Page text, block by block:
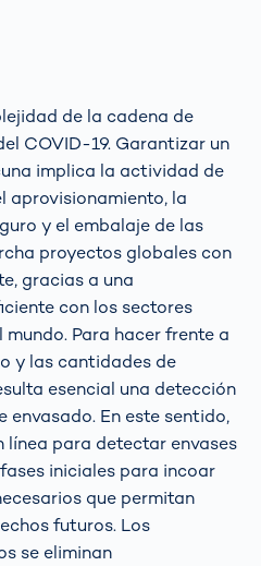
de la cadena de
COVID-19. Garantizar un
implica la actividad de
aprovisionamiento, la
y el embalaje de las
proyectos globales con
gracias a una
con los sectores
Para hacer frente a
y las cantidades de
esencial una detección
envasado. En este sentido,
línea para detectar envases
iniciales para incoar
que permitan
futuros. Los
se eliminan